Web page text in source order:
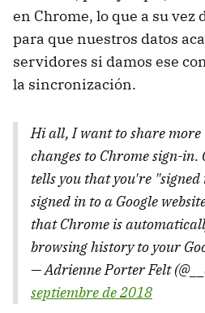
en Chrome, lo que a su vez
para que nuestros datos
servidores si damos ese
la sincronización.
Hi all, I want to share more
changes to Chrome sign-in.
tells you that you're
signed in to a Google
that Chrome is
browsing history to your
— Adrienne Porter Felt
septiembre de 2018